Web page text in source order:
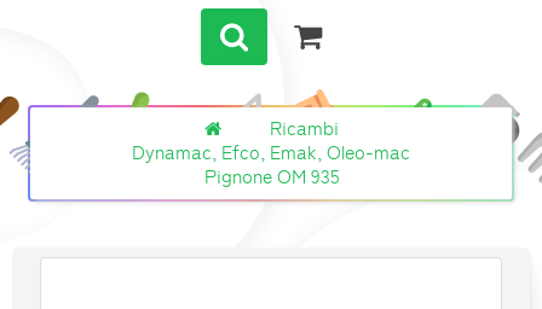
Ricambi
Dynamac, Efco, Emak, Oleo-mac
Pignone OM 935